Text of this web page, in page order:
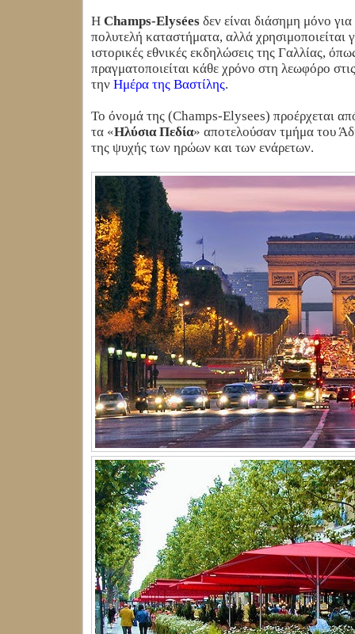
Η Champs-Elysées δεν είναι διάσημη μόνο
πολυτελή καταστήματα, αλλά χρησιμοποιείται
ιστορικές εθνικές εκδηλώσεις της Γαλλίας,
πραγματοποιείται κάθε χρόνο στη λεωφόρο
την Ημέρα της Βαστίλης.
Το όνομά της (Champs-Elysees) προέρχεται
τα «Ηλύσια Πεδία» αποτελούσαν τμήμα του
της ψυχής των ηρώων και των ενάρετων.